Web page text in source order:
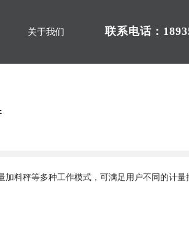
关于我们 联系电话：
料秤等多种工作模式，可满足用户不同的计量